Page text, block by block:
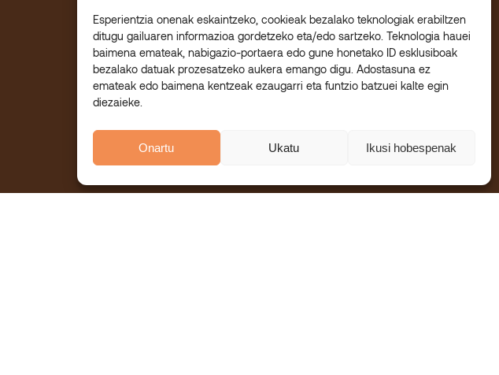
Esperientzia onenak eskaintzeko, cookieak bezalako teknologiak erabiltzen
ditugu gailuaren informazioa gordetzeko eta/edo sartzeko. Teknologia hauei
baimena emateak, nabigazio-portaera edo gune honetako ID esklusiboak
bezalako datuak prozesatzeko aukera emango digu. Adostasuna ez
emateak edo baimena kentzeak ezaugarri eta funtzio batzuei kalte egin
diezaieke.
Onartu Ukatu Ikusi hobespenak